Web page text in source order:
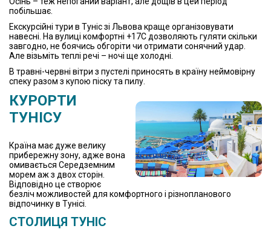
побільшає.
Екскурсійні тури в Туніс зі Львова краще організовувати
навесні. На вулиці комфортні +17С дозволяють гуляти скільки
завгодно, не боячись обгоріти чи отримати сонячний удар.
Але візьміть теплі речі – ночі ще холодні.
В травні-червні вітри з пустелі приносять в країну неймовірну
спеку разом з купою піску та пилу.
КУРОРТИ
ТУНІСУ
Країна має дуже велику
прибережну зону, адже вона
омивається Середземним
морем аж з двох сторін.
Відповідно це створює
безліч можливостей для комфортного і різнопланового
відпочинку в Тунісі.
СТОЛИЦЯ ТУНІС